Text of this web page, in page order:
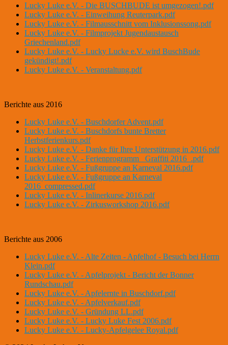
Lucky Luke e.V. - Die BUSCHBUDE ist umgezogen!.pdf
Lucky Luke e.V. - Einweihung Reuterpark.pdf
Lucky Luke e.V. - Filmausschnitt vom Inklusionssong.pdf
Lucky Luke e.V. - Filmprojekt Jugendaustausch
Griechenland.pdf
Lucky Luke e.V. - Lucky Lucke e.V. wird BuschBude
gekündigt!.pdf
Lucky Luke e.V. - Veranstaltung.pdf
Berichte aus 2016
Lucky Luke e.V. - Buschdorfer Advent.pdf
Lucky Luke e.V. - Buschdorfs bunte Bretter
Herbstferienkurs.pdf
Lucky Luke e.V. - Danke für Ihre Unterstützung in 2016.pdf
Lucky Luke e.V. - Ferienprogramm _Graffiti 2016_.pdf
Lucky Luke e.V. - Fußgruppe an Karneval 2016.pdf
Lucky Luke e.V. - Fußgruppe an Karneval
2016_compressed.pdf
Lucky Luke e.V. - Inlinerkurse 2016.pdf
Lucky Luke e.V. - Zirkusworkshop 2016.pdf
Berichte aus 2006
Lucky Luke e.V. - Alte Zeiten - Apfelhof - Besuch bei Herrn
Klein.pdf
Lucky Luke e.V. - Apfelprojekt - Bericht der Bonner
Rundschau.pdf
Lucky Luke e.V. - Apfelernte in Buschdorf.pdf
Lucky Luke e.V. - Apfelverkauf.pdf
Lucky Luke e.V. - Gründung LL.pdf
Lucky Luke e.V. - Lucky Luke Fest 2006.pdf
Lucky Luke e.V. - Lucky-Apfelgelee Royal.pdf